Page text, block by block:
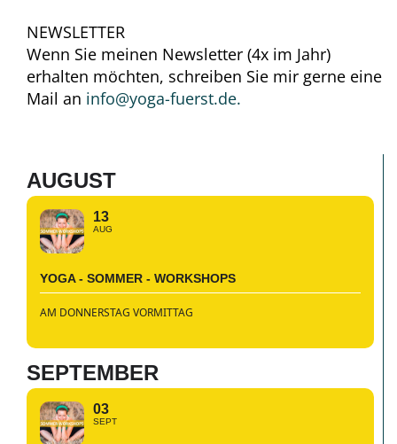
NEWSLETTER
Wenn Sie meinen Newsletter (4x im Jahr)
erhalten möchten, schreiben Sie mir gerne eine
Mail an info@yoga-fuerst.de.
AUGUST
13
AUG
YOGA - SOMMER - WORKSHOPS
AM DONNERSTAG VORMITTAG
SEPTEMBER
03
SEPT